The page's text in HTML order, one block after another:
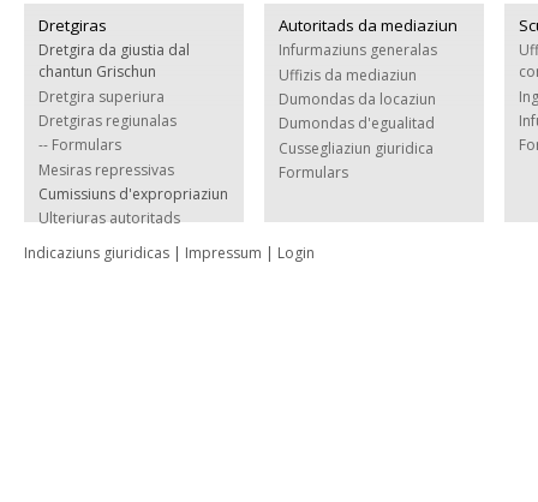
Dretgiras
Dretgira da giustia dal
chantun Grischun
Dretgira superiura
Dretgiras regiunalas
-- Formulars
Mesiras repressivas
Cumissiuns d'expropriaziun
Ulteriuras autoritads
Autoritads da mediaziun
Infurmaziuns generalas
Uffizis da mediaziun
Dumondas da locaziun
Dumondas d'egualitad
Cussegliaziun giuridica
Formulars
Indicaziuns giuridicas | Impressum | Login